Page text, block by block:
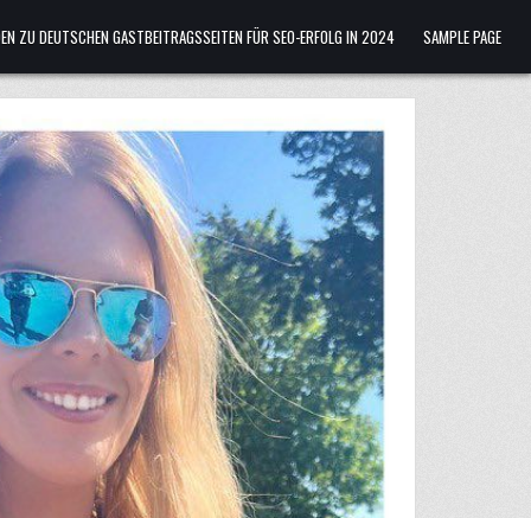
ZU DEUTSCHEN GASTBEITRAGSSEITEN FÜR SEO-ERFOLG IN 2024 SAMPLE PAGE